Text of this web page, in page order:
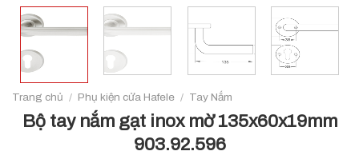
Trang chủ / Phụ kiện cửa Hafele / Tay Nắm
Bộ tay nắm gạt inox mờ 135x60x19mm
903.92.596